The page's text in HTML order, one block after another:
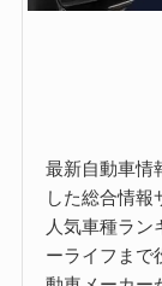
最新自動車情
した総合情報
人気車種ラ
ーライフまで